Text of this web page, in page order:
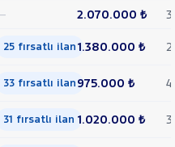
2.070.000 ₺ 3
25 fırsatlı ilan1.380.000 ₺
33 fırsatlı ilan975.000 ₺ 41
31 fırsatlı ilan 1.020.000 ₺